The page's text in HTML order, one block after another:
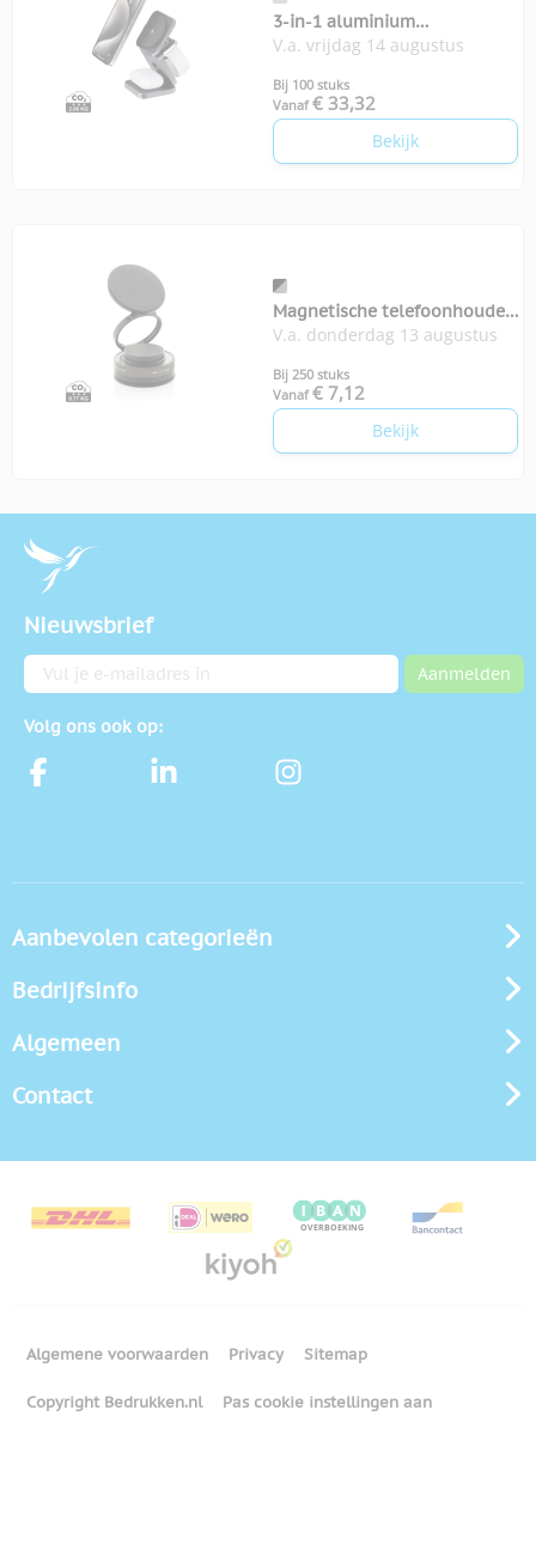
3-in-1 aluminium
opvouwbare oplader 15W
V.a. vrijdag 14 augustus
Bij 100 stuks
Vanaf € 33,32
Bekijk
Magnetische telefoonhouder
Terra 360
V.a. donderdag 13 augustus
Bij 250 stuks
Vanaf € 7,12
Bekijk
Nieuwsbrief
E-mailadres Aanmelden
Volg ons ook op:
Aanbevolen categorieën
Bedrijfsinfo
Algemeen
Contact
Algemene voorwaarden Privacy Sitemap
Copyright Bedrukken.nl Pas cookie instellingen aan